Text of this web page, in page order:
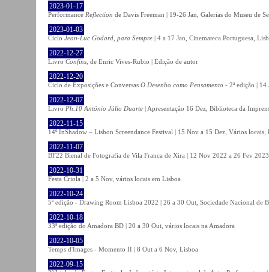
2023-01-17
Performance Reflection de Davis Freeman | 19-26 Jan, Galerias do Museu de
2023-01-03
Ciclo Jean-Luc Godard, para Sempre | 4 a 17 Jan, Cinemateca Portuguesa,
2022-12-27
Livro Confins , de Enric Vives-Rubio | Edição de autor
2022-12-20
Ciclo de Exposições e Conversas O Desenho como Pensamento - 2ª edição |
2022-12-07
Livro Ph.10 António Júlio Duarte | Apresentação 16 Dez, Biblioteca da
2022-11-15
14º InShadow – Lisbon Screendance Festival | 15 Nov a 15 Dez, Vários locais,
2022-11-07
BF22 Bienal de Fotografia de Vila Franca de Xira | 12 Nov 2022 a 26 Fev
2022-10-31
Festa Criola | 2 a 5 Nov, vários locais em Lisboa
2022-10-24
5ª edição - Drawing Room Lisboa 2022 | 26 a 30 Out, Sociedade Nacional de
2022-10-18
33ª edição do Amadora BD | 20 a 30 Out, vários locais na Amadora
2022-10-05
Temps d'Images - Momento II | 8 Out a 6 Nov, Lisboa
2022-09-15